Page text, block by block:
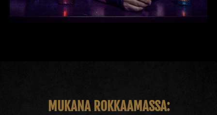
MUKANA ROKKAAMASSA: